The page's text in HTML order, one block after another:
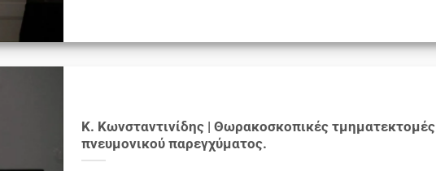
Κ. Κωνσταντινίδης | Θωρακοσκοπικές τμηματεκτομές
πνευμονικού παρεγχύματος.